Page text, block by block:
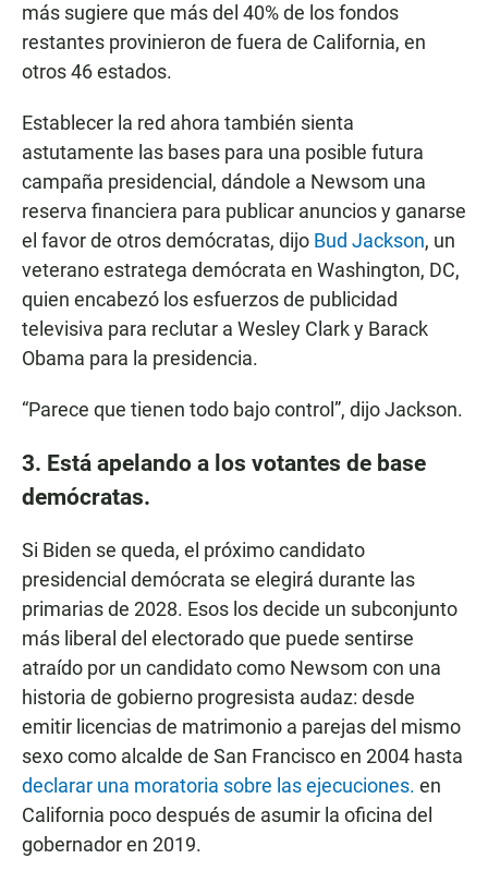
más sugiere que más del 40% de los fondos
restantes provinieron de fuera de California, en
otros 46 estados.
Establecer la red ahora también sienta
astutamente las bases para una posible futura
campaña presidencial, dándole a Newsom una
reserva financiera para publicar anuncios y ganarse
el favor de otros demócratas, dijo Bud Jackson, un
veterano estratega demócrata en Washington, DC,
quien encabezó los esfuerzos de publicidad
televisiva para reclutar a Wesley Clark y Barack
Obama para la presidencia.
“Parece que tienen todo bajo control”, dijo Jackson.
3. Está apelando a los votantes de base
demócratas.
Si Biden se queda, el próximo candidato
presidencial demócrata se elegirá durante las
primarias de 2028. Esos los decide un subconjunto
más liberal del electorado que puede sentirse
atraído por un candidato como Newsom con una
historia de gobierno progresista audaz: desde
emitir licencias de matrimonio a parejas del mismo
sexo como alcalde de San Francisco en 2004 hasta
declarar una moratoria sobre las ejecuciones. en
California poco después de asumir la oficina del
gobernador en 2019.